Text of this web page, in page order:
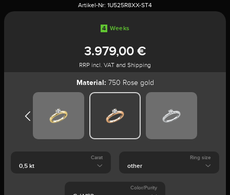
Artikel-Nr: 1U525R8XX-ST4
4 Weeks
3.979,00 €
RRP incl. VAT and Shipping
Material: 750 Rose gold
Carat Ring size
Color/Purity